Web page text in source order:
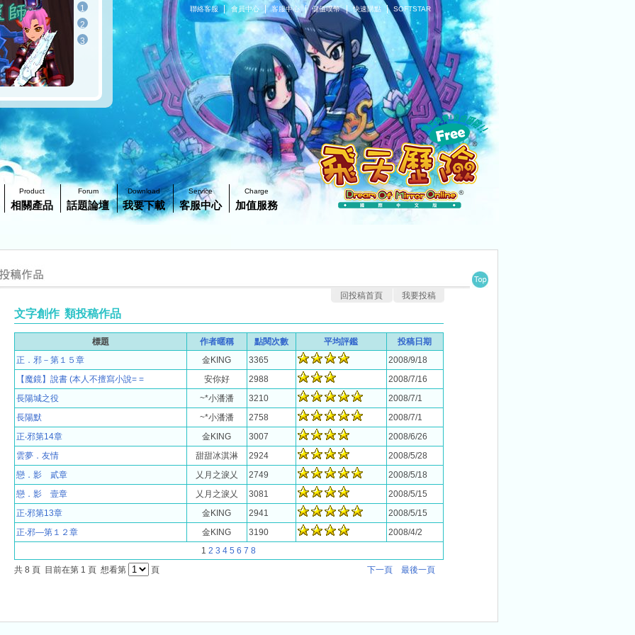
1
2
3
聯絡客服 | 會員中心 | 客服中心 | 儲值噗幣 | 快速購點 | SOFTSTAR
Product
相關產品
Forum
話題論壇
Download
我要下載
Service
客服中心
Charge
加值服務
回投稿首頁 我要投稿
文字創作類投稿作品
標題 作者暱稱 點閱次數 平均評鑑
投稿日期
正．邪－第１５章
金KING 3365
2008/9/18
【魔鏡】說書 (本人不擅寫小說= =
安你好 2988
2008/7/16
長陽城之役
~*小潘潘 3210
2008/7/1
長陽默
~*小潘潘 2758
2008/7/1
正‧邪第14章
金KING 3007
2008/6/26
雲夢．友情
甜甜冰淇淋 2924
2008/5/28
戀．影 貳章
乂月之淚乂 2749
2008/5/18
戀．影 壹章
乂月之淚乂 3081
2008/5/15
正‧邪第13章
金KING 2941
2008/5/15
正‧邪—第１２章
金KING 3190
2008/4/2
1 2 3 4 5 6 7 8
共 8 頁 目前在第 1 頁 想看第 頁 下一頁 最後一頁